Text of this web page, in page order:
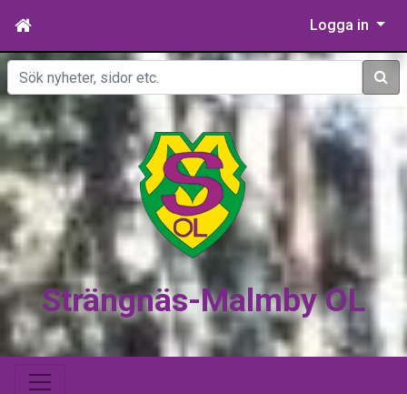
Logga in
Sök
Strängnäs-Malmby OL